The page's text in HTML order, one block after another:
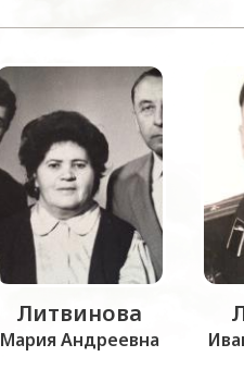
Литвинова
Мария Андреевна